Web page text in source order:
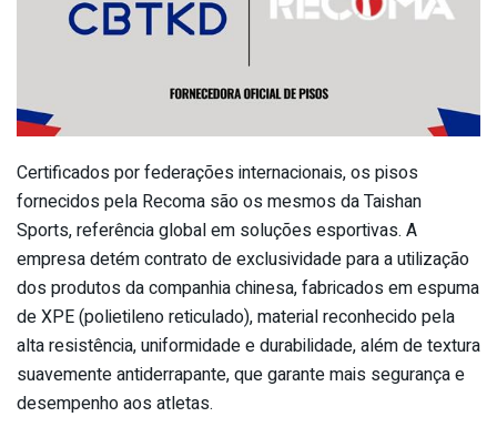
Certificados por federações internacionais, os pisos
fornecidos pela Recoma são os mesmos da Taishan
Sports, referência global em soluções esportivas. A
empresa detém contrato de exclusividade para a utilização
dos produtos da companhia chinesa, fabricados em espuma
de XPE (polietileno reticulado), material reconhecido pela
alta resistência, uniformidade e durabilidade, além de textura
suavemente antiderrapante, que garante mais segurança e
desempenho aos atletas.